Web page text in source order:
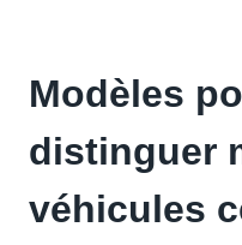
Modèles
distinguer
véhicules